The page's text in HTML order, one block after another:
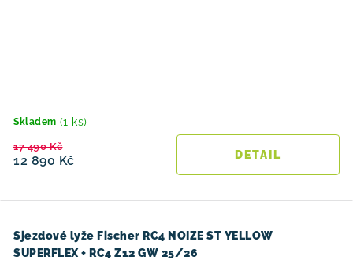
Skladem (1 ks)
12 890 Kč
17 490 Kč
Sjezdové lyže Fischer RC4 NOIZE ST YELLOW
SUPERFLEX + RC4 Z12 GW 25/26